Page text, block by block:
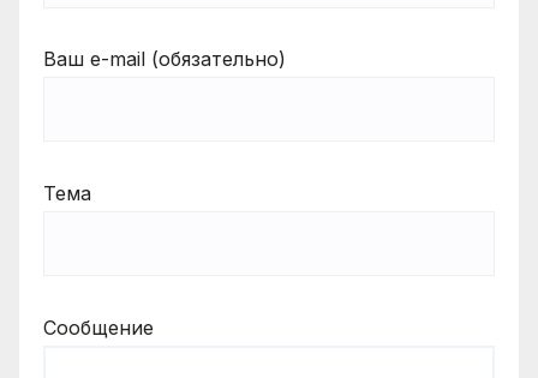
Ваш e-mail (обязательно)
Тема
Сообщение